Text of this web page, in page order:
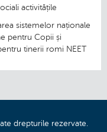
activitățile
sistemelor naționale
pentru Copii și
tinerii romi NEET
drepturile rezervate.